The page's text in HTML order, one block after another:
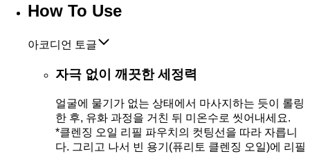
How To Use
아코디언 토글
자극 없이 깨끗한 세정력
얼굴에 물기가 없는 상태에서 마사지하는 듯이 롤링
한 후, 유화 과정을 거친 뒤 미온수로 씻어내세요.
*클렌징 오일 리필 파우치의 컷팅선을 따라 자릅니
다. 그리고 나서 빈 용기(퓨리토 클렌징 오일)에 리필